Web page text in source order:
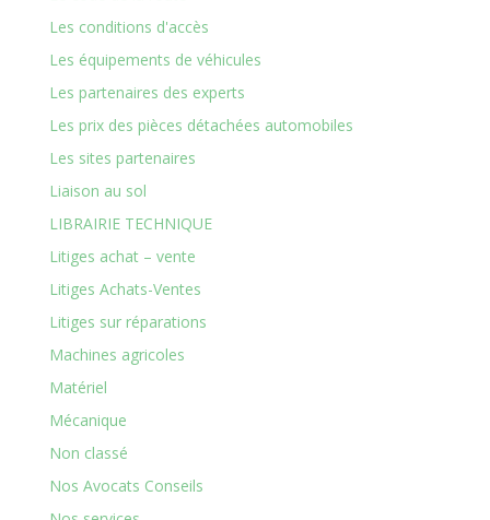
Les conditions d'accès
Les équipements de véhicules
Les partenaires des experts
Les prix des pièces détachées automobiles
Les sites partenaires
Liaison au sol
LIBRAIRIE TECHNIQUE
Litiges achat – vente
Litiges Achats-Ventes
Litiges sur réparations
Machines agricoles
Matériel
Mécanique
Non classé
Nos Avocats Conseils